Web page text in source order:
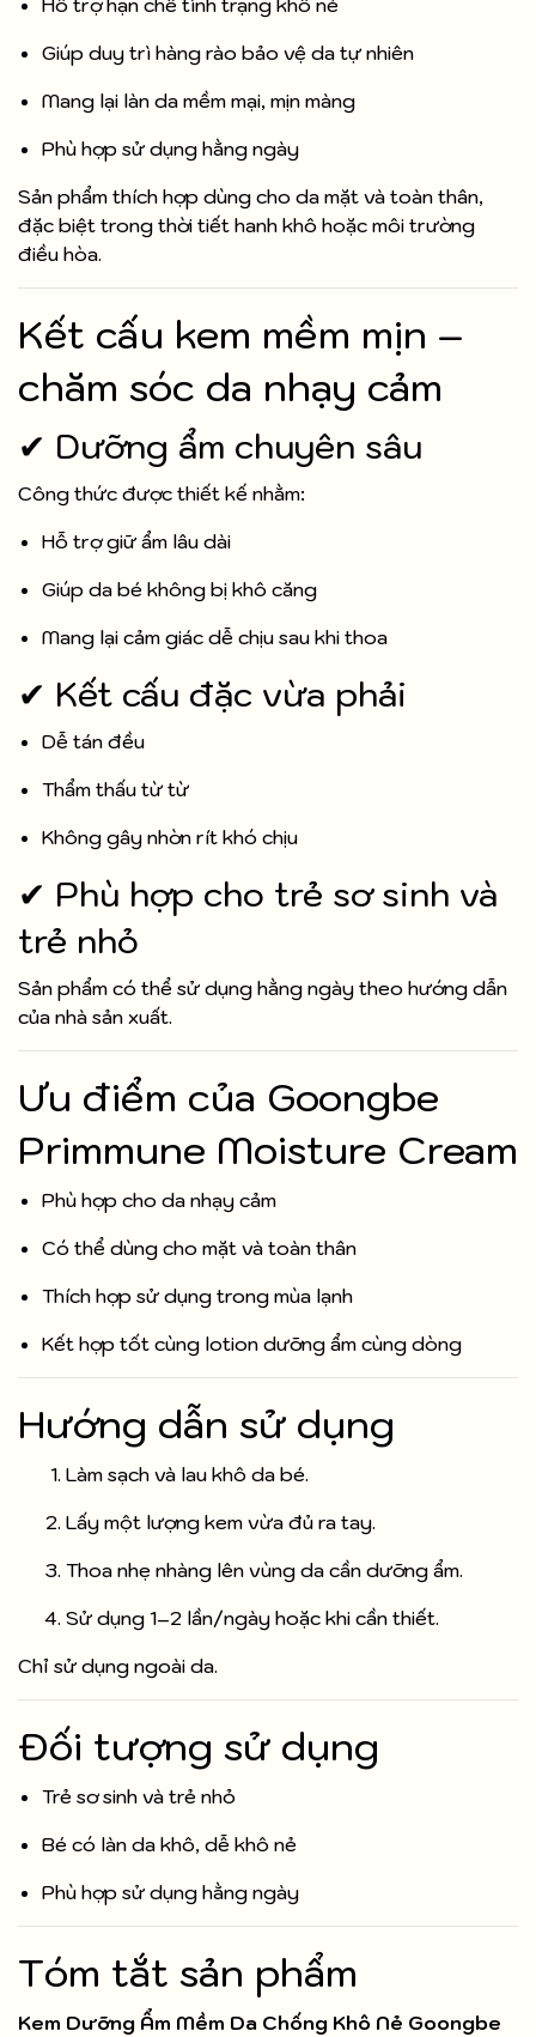
Hỗ trợ hạn chế tình trạng khô nẻ
Giúp duy trì hàng rào bảo vệ da tự nhiên
Mang lại làn da mềm mại, mịn màng
Phù hợp sử dụng hằng ngày
Sản phẩm thích hợp dùng cho da mặt và toàn thân,
đặc biệt trong thời tiết hanh khô hoặc môi trường
điều hòa.
Kết cấu kem mềm mịn –
chăm sóc da nhạy cảm
✔ Dưỡng ẩm chuyên sâu
Công thức được thiết kế nhằm:
Hỗ trợ giữ ẩm lâu dài
Giúp da bé không bị khô căng
Mang lại cảm giác dễ chịu sau khi thoa
✔ Kết cấu đặc vừa phải
Dễ tán đều
Thẩm thấu từ từ
Không gây nhờn rít khó chịu
✔ Phù hợp cho trẻ sơ sinh và
trẻ nhỏ
Sản phẩm có thể sử dụng hằng ngày theo hướng dẫn
của nhà sản xuất.
Ưu điểm của Goongbe
Primmune Moisture Cream
Phù hợp cho da nhạy cảm
Có thể dùng cho mặt và toàn thân
Thích hợp sử dụng trong mùa lạnh
Kết hợp tốt cùng lotion dưỡng ẩm cùng dòng
Hướng dẫn sử dụng
Làm sạch và lau khô da bé.
Lấy một lượng kem vừa đủ ra tay.
Thoa nhẹ nhàng lên vùng da cần dưỡng ẩm.
Sử dụng 1–2 lần/ngày hoặc khi cần thiết.
Chỉ sử dụng ngoài da.
Đối tượng sử dụng
Trẻ sơ sinh và trẻ nhỏ
Bé có làn da khô, dễ khô nẻ
Phù hợp sử dụng hằng ngày
Tóm tắt sản phẩm
Kem Dưỡng Ẩm Mềm Da Chống Khô Nẻ Goongbe